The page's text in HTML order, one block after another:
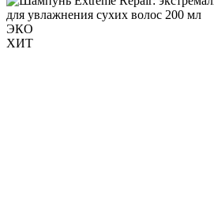
ЭКО
ХИТ